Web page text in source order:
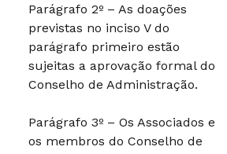
Parágrafo 2º – As doações
previstas no inciso V do
parágrafo primeiro estão
sujeitas a aprovação formal do
Conselho de Administração.
Parágrafo 3º – Os Associados e
os membros do Conselho de